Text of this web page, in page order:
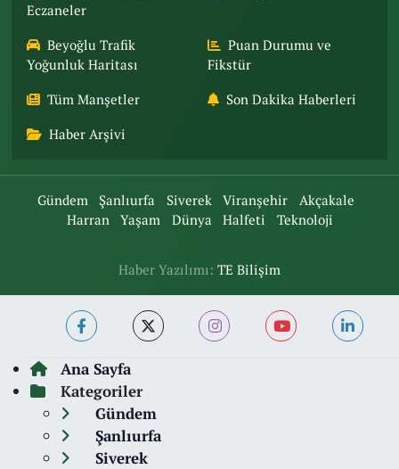
Eczaneler
Beyoğlu Trafik
Yoğunluk Haritası
Puan Durumu ve
Fikstür
Tüm Manşetler Son Dakika Haberleri
Haber Arşivi
Gündem Şanlıurfa Siverek Viranşehir
Akçakale
Harran
Yaşam Dünya Halfeti Teknoloji
Haber Yazılımı: TE Bilişim
Ana Sayfa
Kategoriler
Gündem
Şanlıurfa
Siverek